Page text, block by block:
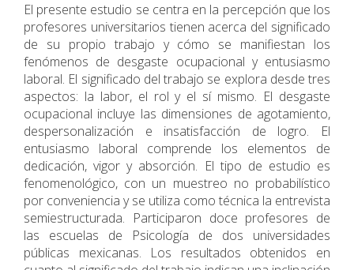
El presente estudio se centra en la percepción que los
profesores universitarios tienen acerca del significado
de su propio trabajo y cómo se manifiestan los
fenómenos de desgaste ocupacional y entusiasmo
laboral. El significado del trabajo se explora desde tres
aspectos: la labor, el rol y el sí mismo. El desgaste
ocupacional incluye las dimensiones de agotamiento,
despersonalización e insatisfacción de logro. El
entusiasmo laboral comprende los elementos de
dedicación, vigor y absorción. El tipo de estudio es
fenomenológico, con un muestreo no probabilístico
por conveniencia y se utiliza como técnica la entrevista
semiestructurada. Participaron doce profesores de
las escuelas de Psicología de dos universidades
públicas mexicanas. Los resultados obtenidos en